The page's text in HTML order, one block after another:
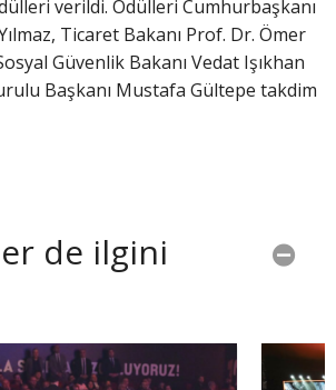
verildi. Ödülleri Cumhurbaşkanı
Yılmaz, Ticaret Bakanı Prof. Dr. Ömer
Güvenlik Bakanı Vedat Işıkhan
Başkanı Mustafa Gültepe takdim
de ilgini